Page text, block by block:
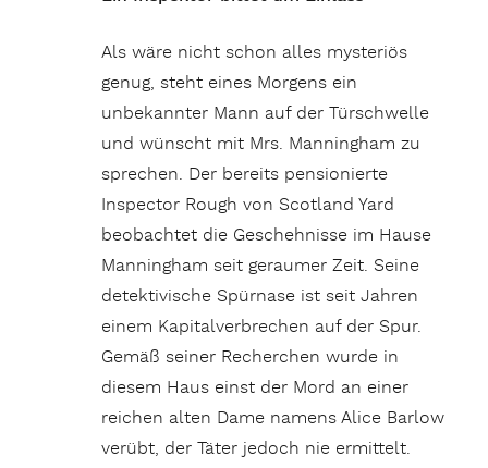
Als wäre nicht schon alles mysteriös
genug, steht eines Morgens ein
unbekannter Mann auf der Türschwelle
und wünscht mit Mrs. Manningham zu
sprechen. Der bereits pensionierte
Inspector Rough von Scotland Yard
beobachtet die Geschehnisse im Hause
Manningham seit geraumer Zeit. Seine
detektivische Spürnase ist seit Jahren
einem Kapitalverbrechen auf der Spur.
Gemäß seiner Recherchen wurde in
diesem Haus einst der Mord an einer
reichen alten Dame namens Alice Barlow
verübt, der Täter jedoch nie ermittelt.